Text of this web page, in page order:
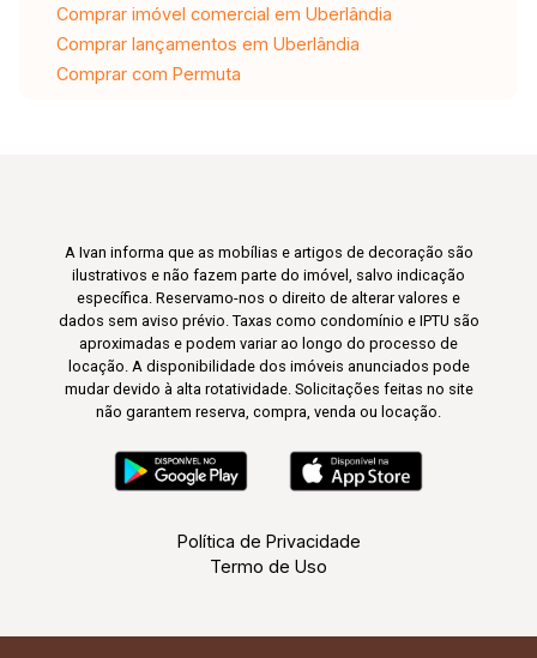
Comprar imóvel comercial em Uberlândia
Comprar lançamentos em Uberlândia
Comprar com Permuta
A Ivan informa que as mobílias e artigos de decoração são
ilustrativos e não fazem parte do imóvel, salvo indicação
específica. Reservamo-nos o direito de alterar valores e
dados sem aviso prévio. Taxas como condomínio e IPTU são
aproximadas e podem variar ao longo do processo de
locação. A disponibilidade dos imóveis anunciados pode
mudar devido à alta rotatividade. Solicitações feitas no site
não garantem reserva, compra, venda ou locação.
Política de Privacidade
Termo de Uso